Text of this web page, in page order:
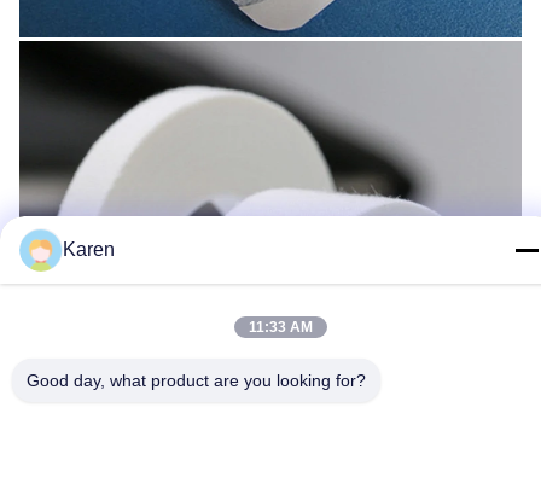
Karen
11:33 AM
Good day, what product are you looking for?